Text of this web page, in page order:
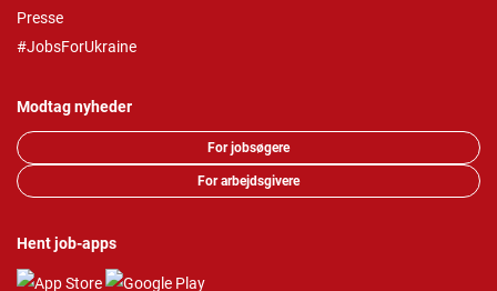
Presse
#JobsForUkraine
Modtag nyheder
For jobsøgere
For arbejdsgivere
Hent job-apps